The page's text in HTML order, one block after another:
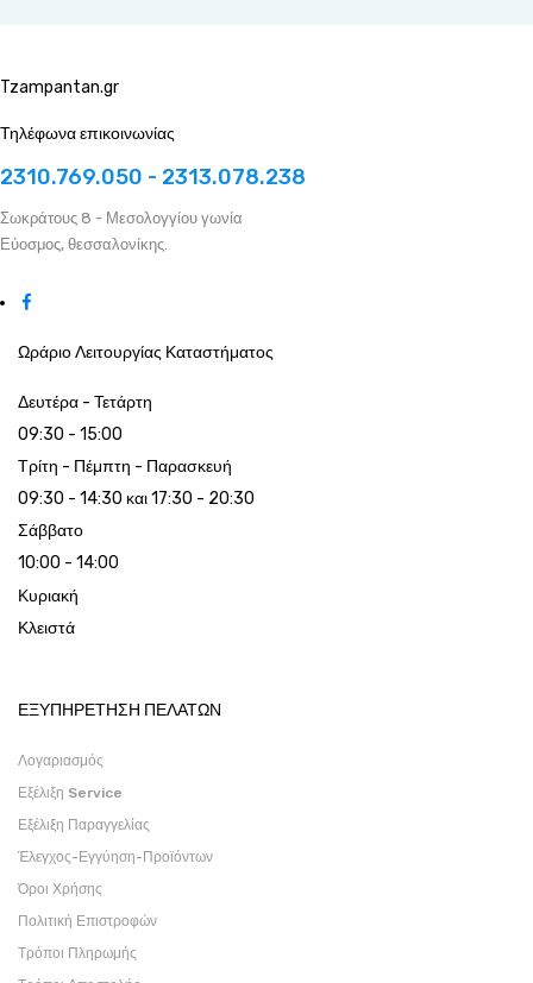
Tzampantan.gr
Τηλέφωνα επικοινωνίας
2310.769.050 - 2313.078.238
Σωκράτους 8 - Μεσολογγίου γωνία
Εύοσμος, θεσσαλονίκης.
Ωράριο Λειτουργίας Καταστήματος
Δευτέρα - Τετάρτη
09:30 - 15:00
Τρίτη - Πέμπτη - Παρασκευή
09:30 - 14:30 και 17:30 - 20:30
Σάββατο
10:00 - 14:00
Κυριακή
Κλειστά
ΕΞΥΠΗΡΕΤΗΣΗ ΠΕΛΑΤΩΝ
Λογαριασμός
Εξέλιξη Service
Εξέλιξη Παραγγελίας
Έλεγχος-Εγγύηση-Προϊόντων
Όροι Χρήσης
Πολιτική Επιστροφών
Τρόποι Πληρωμής